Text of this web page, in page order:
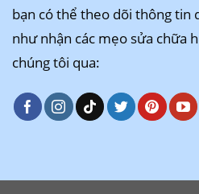
bạn có thể theo dõi thông tin
như nhận các mẹo sửa chữa
chúng tôi qua: